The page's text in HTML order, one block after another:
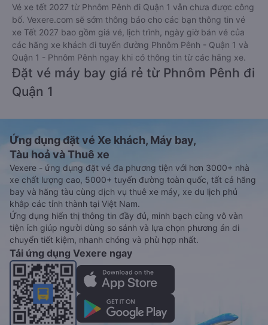
Vé xe tết 2027 từ Phnôm Pênh đi Quận 1 vẫn chưa được công
bố. Vexere.com sẽ sớm thông báo cho các bạn thông tin vé
xe Tết 2027 bao gồm giá vé, lịch trình, ngày giờ bán vé của
các hãng xe khách đi tuyến đường Phnôm Pênh - Quận 1 và
Quận 1 - Phnôm Pênh ngay khi có thông tin từ các hãng xe.
Đặt vé máy bay giá rẻ từ Phnôm Pênh đi
Quận 1
Ứng dụng đặt vé Xe khách, Máy bay,
Tàu hoả và Thuê xe
Vexere - ứng dụng đặt vé đa phương tiện với hơn 3000+ nhà
xe chất lượng cao, 5000+ tuyến đường toàn quốc, tất cả hãng
bay và hãng tàu cùng dịch vụ thuê xe máy, xe du lịch phủ
khắp các tỉnh thành tại Việt Nam.
Ứng dụng hiển thị thông tin đầy đủ, minh bạch cùng vô vàn
tiện ích giúp người dùng so sánh và lựa chọn phương án di
chuyển tiết kiệm, nhanh chóng và phù hợp nhất.
Tải ứng dụng Vexere ngay